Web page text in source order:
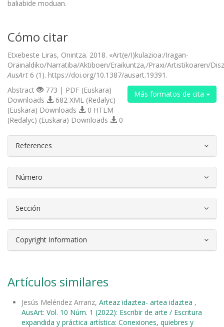
baliabide moduan.
Cómo citar
Etxebeste Liras, Onintza. 2018. «Art(e/I)kulazioa:/Iragan-
Orainaldiko/Narratiba/Aktiboen/Eraikuntza,/Praxi/Artistikoaren/
AusArt 6 (1). https://doi.org/10.1387/ausart.19391.
Más formatos de cita
Abstract
773 | PDF (Euskara)
Downloads
682 XML (Redalyc)
(Euskara) Downloads
0 HTLM
(Redalyc) (Euskara) Downloads
0
References
Número
Sección
Copyright Information
Artículos similares
Jesús Meléndez Arranz, Arteaz idaztea- artea idaztea ,
AusArt: Vol. 10 Núm. 1 (2022): Escribir de arte / Escritura
expandida y práctica artística: Conexiones, quiebres y